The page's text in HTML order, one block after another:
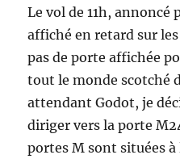
Le vol de 11h, annoncé
affiché en retard sur
pas de porte affichée
tout le monde scotché
attendant Godot, je
diriger vers la porte
portes M sont situées